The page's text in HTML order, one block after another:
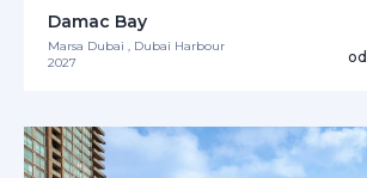
Damac Bay
Marsa Dubai , Dubai Harbour
2027
od